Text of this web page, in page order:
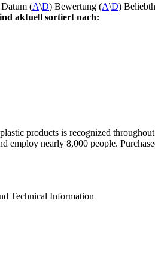
(A\D) Bewertung (A\D)
aktuell sortiert nach:
products is recognized
employ nearly 8,000 people.
Technical Information